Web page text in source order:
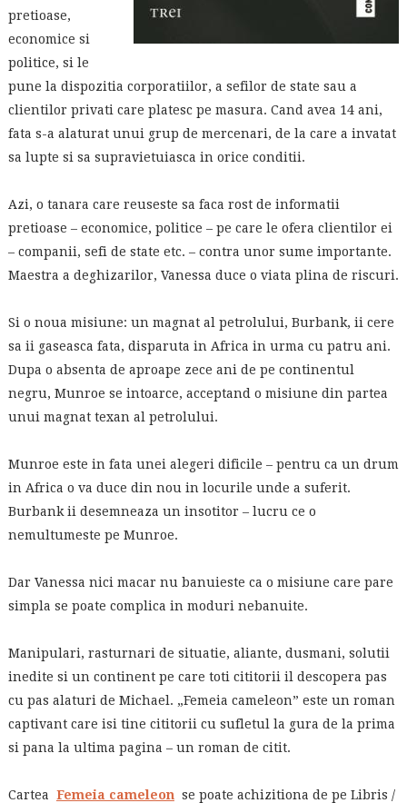
pretioase,
economice si
politice, si le
pune la dispozitia corporatiilor, a sefilor de state sau a
clientilor privati care platesc pe masura. Cand avea 14 ani,
fata s-a alaturat unui grup de mercenari, de la care a invatat
sa lupte si sa supravietuiasca in orice conditii.
Azi, o tanara care reuseste sa faca rost de informatii
pretioase – economice, politice – pe care le ofera clientilor ei
– companii, sefi de state etc. – contra unor sume importante.
Maestra a deghizarilor, Vanessa duce o viata plina de riscuri.
Si o noua misiune: un magnat al petrolului, Burbank, ii cere
sa ii gaseasca fata, disparuta in Africa in urma cu patru ani.
Dupa o absenta de aproape zece ani de pe continentul
negru, Munroe se intoarce, acceptand o misiune din partea
unui magnat texan al petrolului.
Munroe este in fata unei alegeri dificile – pentru ca un drum
in Africa o va duce din nou in locurile unde a suferit.
Burbank ii desemneaza un insotitor – lucru ce o
nemultumeste pe Munroe.
Dar Vanessa nici macar nu banuieste ca o misiune care pare
simpla se poate complica in moduri nebanuite.
Manipulari, rasturnari de situatie, aliante, dusmani, solutii
inedite si un continent pe care toti cititorii il descopera pas
cu pas alaturi de Michael. „Femeia cameleon” este un roman
captivant care isi tine cititorii cu sufletul la gura de la prima
si pana la ultima pagina – un roman de citit.
Cartea Femeia cameleon se poate achizitiona de pe Libris /